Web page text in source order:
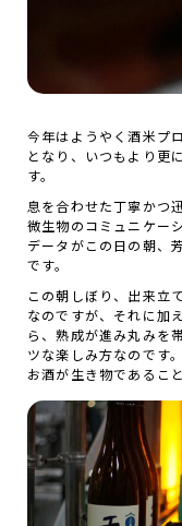
今年はようやく酒米プ
となり、いつもより更
す。
息を合わせた丁寧かつ
微生物のコミュニケー
データがこの日の朝、
です。
この朝しぼり、出来立
なのですが、それに加
ら、熟成が進み丸みを
ツな楽しみ方なのです
お酒が生き物であるこ